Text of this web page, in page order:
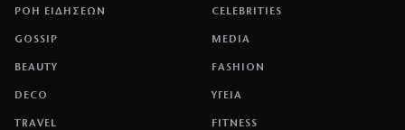
ΡΟΗ ΕΙΔΗΣΕΩΝ CELEBRITIES
GOSSIP MEDIA
BEAUTY FASHION
DECO ΥΓΕΙΑ
TRAVEL FITNESS